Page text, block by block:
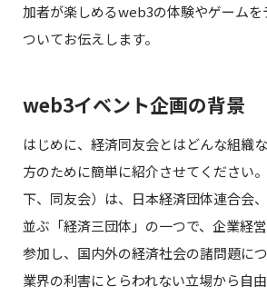
加者が楽しめるweb3の体験やゲームを
ついてお伝えします。
web3イベント企画の背景
はじめに、経済同友会とはどんな組織
方のために簡単に紹介させてください
下、同友会）は、日本経済団体連合会
並ぶ「経済三団体」の一つで、企業経
参加し、国内外の経済社会の諸問題に
業界の利害にとらわれない立場から自